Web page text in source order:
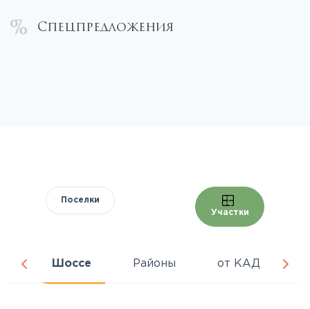
Спецпредложения
Поселки
Участки
Шоссе Районы от КАД